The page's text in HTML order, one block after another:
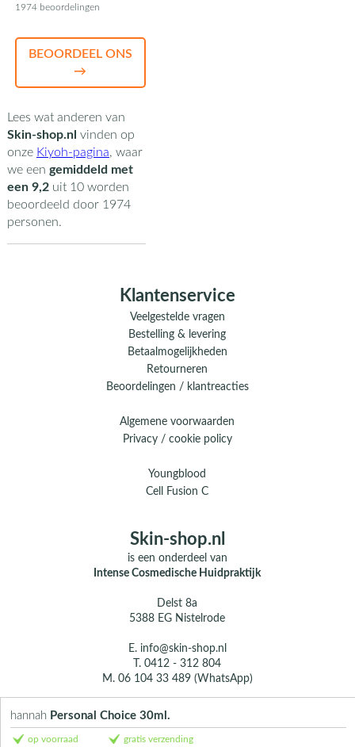
hannah Personal Choice 30ml.
op voorraad gratis verzending
1974 beoordelingen
BEOORDEEL ONS
→
Lees wat anderen van
Skin-shop.nl vinden op
onze Kiyoh-pagina, waar
we een gemiddeld met
een 9,2uit 10worden
beoordeeld door 1974
personen.
Klantenservice
Veelgestelde vragen
Bestelling & levering
Betaalmogelijkheden
Retourneren
Beoordelingen / klantreacties
Algemene voorwaarden
Privacy / cookie policy
Youngblood
Cell Fusion C
Skin-shop.nl
is een onderdeel van
Intense Cosmedische Huidpraktijk
Delst 8a
5388 EG Nistelrode
E. info@skin-shop.nl
T.0412 - 312 804
M. 06 104 33 489 (WhatsApp)
Over ons